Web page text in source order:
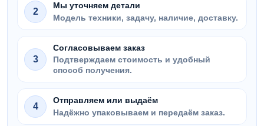
2
Мы уточняем детали
Модель техники, задачу, наличие, доставку.
3
Согласовываем заказ
Подтверждаем стоимость и удобный
способ получения.
4
Отправляем или выдаём
Надёжно упаковываем и передаём заказ.